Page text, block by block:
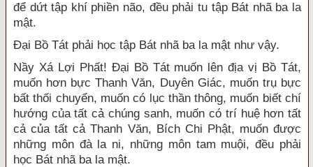
để dứt tập khí phiền não, đều phải tu tập Bát nhã ba la
mật.
Đại Bồ Tát phải học tập Bát nhã ba la mật như vậy.
Nầy Xá Lợi Phất! Đại Bồ Tát muốn lên địa vị Bồ Tát,
muốn hơn bực Thanh Văn, Duyên Giác, muốn trụ bực
bất thối chuyển, muốn có lục thần thông, muốn biết chí
hướng của tất cả chúng sanh, muốn có trí huệ hơn tất
cả của tất cả Thanh Văn, Bích Chi Phật, muốn được
những môn đà la ni, những môn tam muội, đều phải
học Bát nhã ba la mật.